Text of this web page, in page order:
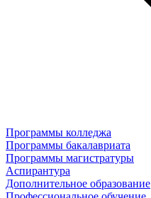
Программы колледжа
Программы бакалавриата
Программы магистратуры
Аспирантура
Дополнительное образование